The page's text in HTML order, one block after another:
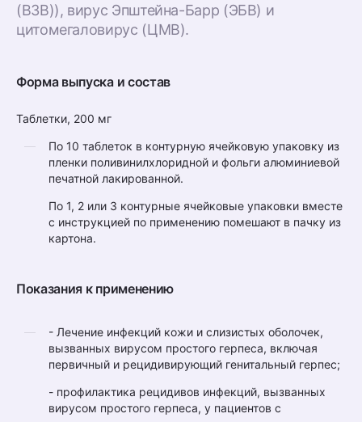
(ВЗВ)), вирус Эпштейна-Барр (ЭБВ) и
цитомегаловирус (ЦМВ).
Форма выпуска и состав
Таблетки, 200 мг
По 10 таблеток в контурную ячейковую упаковку из
пленки поливинилхлоридной и фольги алюминиевой
печатной лакированной.
По 1, 2 или 3 контурные ячейковые упаковки вместе
с инструкцией по применению помешают в пачку из
картона.
Показания к применению
- Лечение инфекций кожи и слизистых оболочек,
вызванных вирусом простого герпеса, включая
первичный и рецидивирующий генитальный герпес;
- профилактика рецидивов инфекций, вызванных
вирусом простого герпеса, у пациентов с